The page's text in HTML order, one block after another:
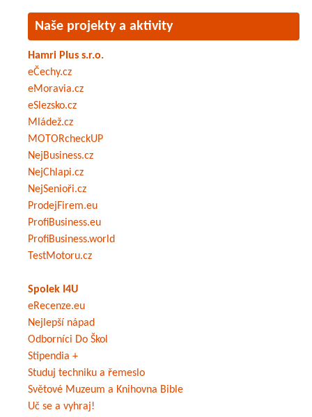
Naše projekty a aktivity
Hamri Plus s.r.o.
eČechy.cz
eMoravia.cz
eSlezsko.cz
Mládež.cz
MOTORcheckUP
NejBusiness.cz
NejChlapi.cz
NejSenioři.cz
ProdejFirem.eu
ProfiBusiness.eu
ProfiBusiness.world
TestMotoru.cz
Spolek I4U
eRecenze.eu
Nejlepší nápad
Odborníci Do Škol
Stipendia +
Studuj techniku a řemeslo
Světové Muzeum a Knihovna Bible
Uč se a vyhraj!